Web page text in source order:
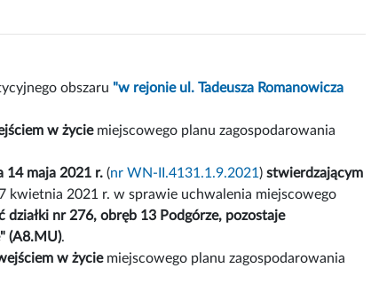
obszaru "w rejonie ul. Tadeusza Romanowicza
w życiemiejscowego planu zagospodarowania
14 maja 2021 r. (nr WN-II.4131.1.9.2021) stwierdzającym
kwietnia 2021 r. w sprawie uchwalenia miejscowego
działki nr 276, obręb 13 Podgórze, pozostaje
(A8.MU).
w życiemiejscowego planu zagospodarowania